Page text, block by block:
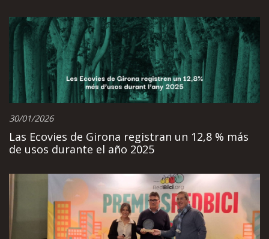
30/01/2026
Las Ecovies de Girona registran un 12,8 % más
de usos durante el año 2025